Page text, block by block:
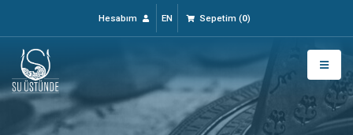
Hesabım EN Sepetim (0)